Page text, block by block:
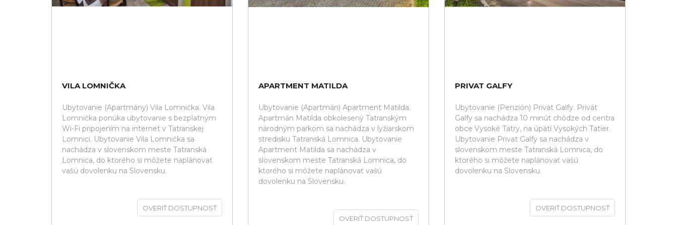
VILA LOMNIČKA
Ubytovanie (Apartmány) Vila Lomnička. Vila
Lomnička ponúka ubytovanie s bezplatným
Wi-Fi pripojením na internet v Tatranskej
Lomnici. Ubytovanie Vila Lomnička sa
nachádza v slovenskom meste Tatranská
Lomnica, do ktorého si môžete naplánovať
vašú dovolenku na Slovensku.
OVERIŤ DOSTUPNOSŤ
APARTMENT MATILDA
Ubytovanie (Apartmán) Apartment Matilda.
Apartmán Matilda obkolesený Tatranským
národným parkom sa nachádza v lyžiarskom
stredisku Tatranská Lomnica. Ubytovanie
Apartment Matilda sa nachádza v
slovenskom meste Tatranská Lomnica, do
ktorého si môžete naplánovať vašú
dovolenku na Slovensku.
OVERIŤ DOSTUPNOSŤ
PRIVAT GALFY
Ubytovanie (Penzión) Privat Galfy. Privát
Galfy sa nachádza 10 minút chôdze od centra
obce Vysoké Tatry, na úpätí Vysokých Tatier.
Ubytovanie Privat Galfy sa nachádza v
slovenskom meste Tatranská Lomnica, do
ktorého si môžete naplánovať vašú
dovolenku na Slovensku.
OVERIŤ DOSTUPNOSŤ